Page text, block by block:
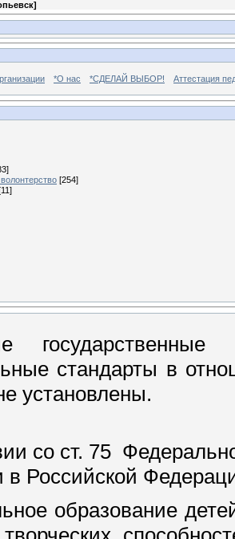
]
*О нас *СДЕЛАЙ ВЫБОР! Аттестация
[254]
стандарты в
установлены.
со ст. 75
в Российской
образование